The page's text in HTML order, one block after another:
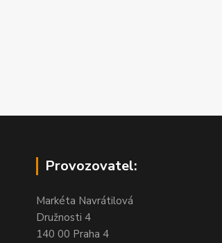
Provozovatel:
Markéta Navrátilová
Družnosti 4
140 00 Praha 4